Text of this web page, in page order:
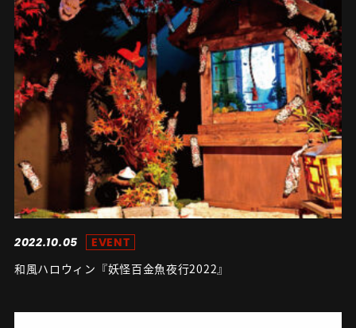
2022.10.05
EVENT
和風ハロウィン『妖怪百金魚夜行2022』